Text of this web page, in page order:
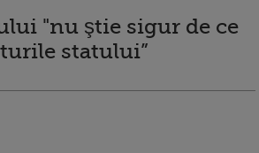
"nu ştie sigur de ce
statului”